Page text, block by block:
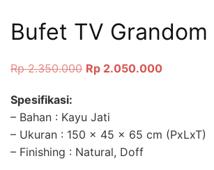
Bufet TV Grandom
Rp2.350.000 Rp 2.050.000
Spesifikasi:
– Bahan : Kayu Jati
– Ukuran : 150 x 45 x 65 cm (PxLxT)
– Finishing : Natural, Doff